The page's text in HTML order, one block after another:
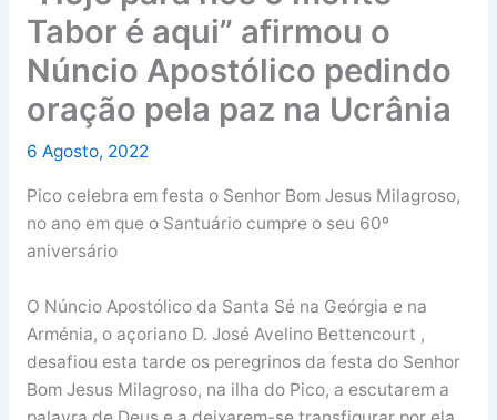
Tabor é aqui” afirmou o
Núncio Apostólico pedindo
oração pela paz na Ucrânia
6 Agosto, 2022
Pico celebra em festa o Senhor Bom Jesus Milagroso,
no ano em que o Santuário cumpre o seu 60º
aniversário
O Núncio Apostólico da Santa Sé na Geórgia e na
Arménia, o açoriano D. José Avelino Bettencourt ,
desafiou esta tarde os peregrinos da festa do Senhor
Bom Jesus Milagroso, na ilha do Pico, a escutarem a